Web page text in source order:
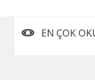
EN ÇOK